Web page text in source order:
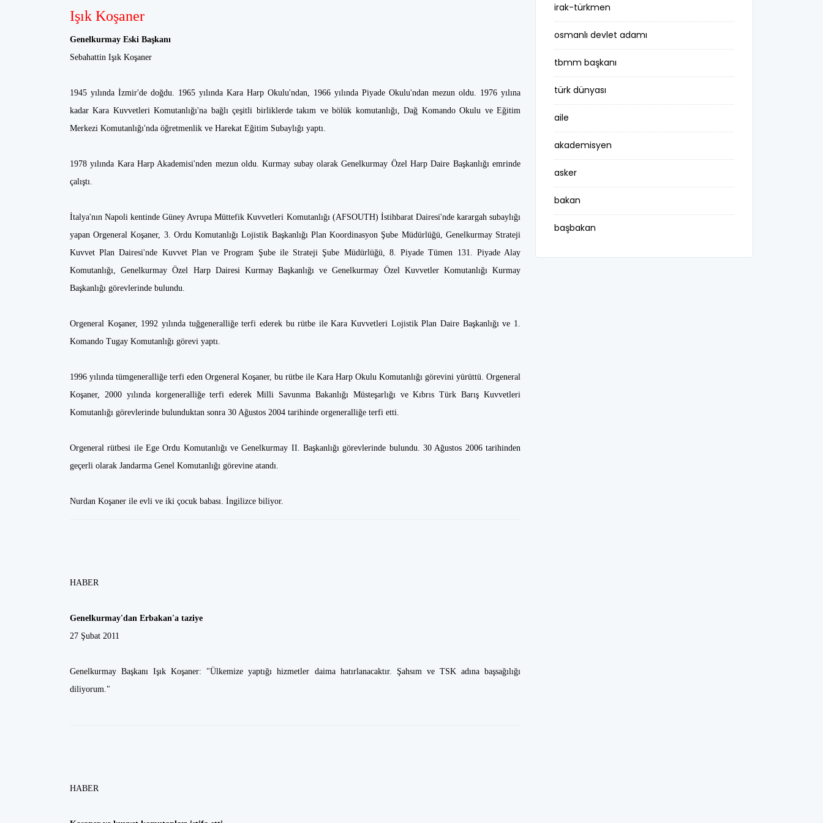
Işık Koşaner
Genelkurmay Eski Başkanı
Sebahattin Işık Koşaner
1945 yılında İzmir'de doğdu. 1965 yılında Kara Harp Okulu'ndan, 1966 yılında Piyade Okulu'ndan mezun oldu. 1976 yılına
kadar Kara Kuvvetleri Komutanlığı'na bağlı çeşitli birliklerde takım ve bölük komutanlığı, Dağ Komando Okulu ve Eğitim
Merkezi Komutanlığı'nda öğretmenlik ve Harekat Eğitim Subaylığı yaptı.
1978 yılında Kara Harp Akademisi'nden mezun oldu. Kurmay subay olarak Genelkurmay Özel Harp Daire Başkanlığı emrinde
çalıştı.
İtalya'nın Napoli kentinde Güney Avrupa Müttefik Kuvvetleri Komutanlığı (AFSOUTH) İstihbarat Dairesi'nde karargah subaylığı
yapan Orgeneral Koşaner, 3. Ordu Komutanlığı Lojistik Başkanlığı Plan Koordinasyon Şube Müdürlüğü, Genelkurmay Strateji
Kuvvet Plan Dairesi'nde Kuvvet Plan ve Program Şube ile Strateji Şube Müdürlüğü, 8. Piyade Tümen 131. Piyade Alay
Komutanlığı, Genelkurmay Özel Harp Dairesi Kurmay Başkanlığı ve Genelkurmay Özel Kuvvetler Komutanlığı Kurmay
Başkanlığı görevlerinde bulundu.
Orgeneral Koşaner, 1992 yılında tuğgeneralliğe terfi ederek bu rütbe ile Kara Kuvvetleri Lojistik Plan Daire Başkanlığı ve 1.
Komando Tugay Komutanlığı görevi yaptı.
1996 yılında tümgeneralliğe terfi eden Orgeneral Koşaner, bu rütbe ile Kara Harp Okulu Komutanlığı görevini yürüttü. Orgeneral
Koşaner, 2000 yılında korgeneralliğe terfi ederek Milli Savunma Bakanlığı Müsteşarlığı ve Kıbrıs Türk Barış Kuvvetleri
Komutanlığı görevlerinde bulunduktan sonra 30 Ağustos 2004 tarihinde orgeneralliğe terfi etti.
Orgeneral rütbesi ile Ege Ordu Komutanlığı ve Genelkurmay II. Başkanlığı görevlerinde bulundu. 30 Ağustos 2006 tarihinden
geçerli olarak Jandarma Genel Komutanlığı görevine atandı.
Nurdan Koşaner ile evli ve iki çocuk babası. İngilizce biliyor.
HABER
Genelkurmay'dan Erbakan'a taziye
27 Şubat 2011
Genelkurmay Başkanı Işık Koşaner: "Ülkemize yaptığı hizmetler daima hatırlanacaktır. Şahsım ve TSK adına başsağılığı
diliyorum."
HABER
irak-türkmen
osmanlı devlet adamı
tbmm başkanı
türk dünyası
aile
akademisyen
asker
bakan
başbakan
belediye başkanı